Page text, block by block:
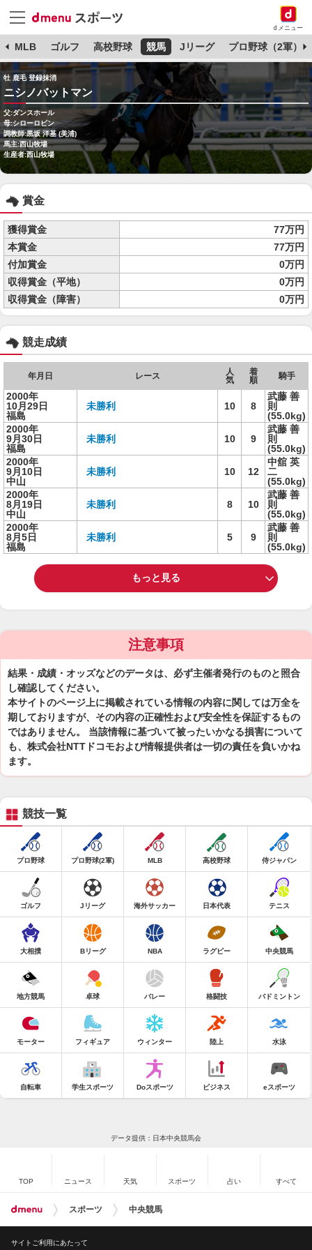
dメニュー
MLB ゴルフ 高校野球 競馬 Jリーグ プロ野球（2軍）
牡 鹿毛 登録抹消
ニシノバットマン
父:ダンスホール
母:シローロビン
調教師:黒坂 洋基 (美浦)
馬主:西山牧場
生産者:西山牧場
賞金
獲得賞金
77万円
本賞金
77万円
付加賞金
0万円
収得賞金（平地）
0万円
収得賞金（障害）
0万円
競走成績
年月日 レース
人
気
着
順
騎手
2000年
10月29日
福島
未勝利 10 8
武藤 善
則
(55.0kg)
2000年
9月30日
福島
未勝利 10 9
武藤 善
則
(55.0kg)
2000年
9月10日
中山
未勝利 10 12
中舘 英
二
(55.0kg)
2000年
8月19日
中山
未勝利 8 10
武藤 善
則
(55.0kg)
2000年
8月5日
福島
未勝利 5 9
武藤 善
則
(55.0kg)
もっと見る
注意事項
結果・成績・オッズなどのデータは、必ず主催者発行のものと照合
し確認してください。
本サイトのページ上に掲載されている情報の内容に関しては万全を
期しておりますが、その内容の正確性および安全性を保証するもの
ではありません。 当該情報に基づいて被ったいかなる損害について
も、株式会社NTTドコモおよび情報提供者は一切の責任を負いかね
ます。
競技一覧
プロ野球 プロ野球(2軍) MLB 高校野球 侍ジャパン
ゴルフ Jリーグ 海外サッカー 日本代表 テニス
大相撲 Bリーグ NBA ラグビー 中央競馬
地方競馬 卓球 バレー 格闘技 バドミントン
モーター フィギュア ウィンター 陸上 水泳
自転車 学生スポーツ Doスポーツ ビジネス eスポーツ
データ提供：日本中央競馬会
TOP ニュース 天気 スポーツ 占い すべて
スポーツ 中央競馬
サイトご利用にあたって